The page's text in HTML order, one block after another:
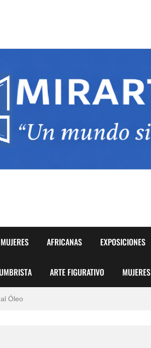
MUJERES AFRICANAS EXPOSICIONES
ARTE FIGURATIVO MUJERES
Óleo